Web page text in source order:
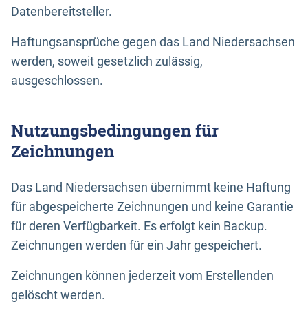
Datenbereitsteller.
Haftungsansprüche gegen das Land Niedersachsen
werden, soweit gesetzlich zulässig,
ausgeschlossen.
Nutzungsbedingungen für
Zeichnungen
Das Land Niedersachsen übernimmt keine Haftung
für abgespeicherte Zeichnungen und keine Garantie
für deren Verfügbarkeit. Es erfolgt kein Backup.
Zeichnungen werden für ein Jahr gespeichert.
Zeichnungen können jederzeit vom Erstellenden
gelöscht werden.